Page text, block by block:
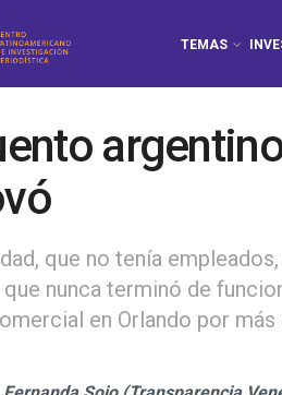
TEMAS
que no tenía
nunca terminó de
en Orlando por más